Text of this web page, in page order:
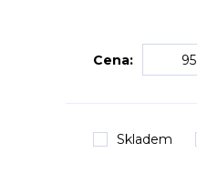
Cena:
Skladem